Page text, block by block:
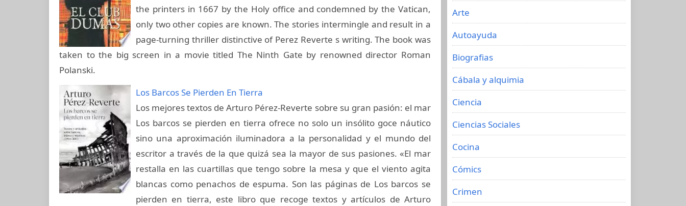
the printers in 1667 by the Holy office and condemned by the Vatican,
only two other copies are known. The stories intermingle and result in a
page-turning thriller distinctive of Perez Reverte s writing. The book was
taken to the big screen in a movie titled The Ninth Gate by renowned director Roman
Polanski.
Los Barcos Se Pierden En Tierra
Los mejores textos de Arturo Pérez-Reverte sobre su gran pasión: el mar
Los barcos se pierden en tierra ofrece no solo un insólito goce náutico
sino una aproximación iluminadora a la personalidad y el mundo del
escritor a través de la que quizá sea la mayor de sus pasiones. «El mar
restalla en las cuartillas que tengo sobre la mesa y que el viento agita
blancas como penachos de espuma. Son las páginas de Los barcos se
pierden en tierra, este libro que recoge textos y artículos de Arturo
Arte
Autoayuda
Biografias
Cábala y alquimia
Ciencia
Ciencias Sociales
Cocina
Cómics
Crimen